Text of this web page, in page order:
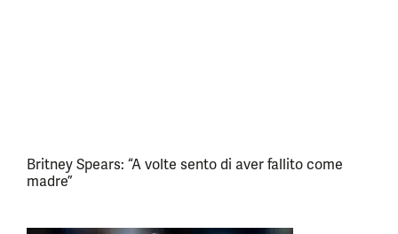
Britney Spears: “A volte sento di aver fallito come
madre”